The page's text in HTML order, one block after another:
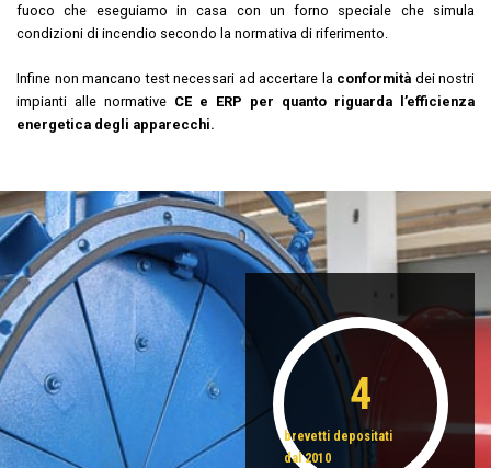
fuoco che eseguiamo in casa con un forno speciale che simula
condizioni di incendio secondo la normativa di riferimento.
Infine non mancano test necessari ad accertare la conformità dei nostri
impianti alle normative CE e ERP per quanto riguarda l’efficienza
energetica degli apparecchi.
4
brevetti depositati
dal 2010